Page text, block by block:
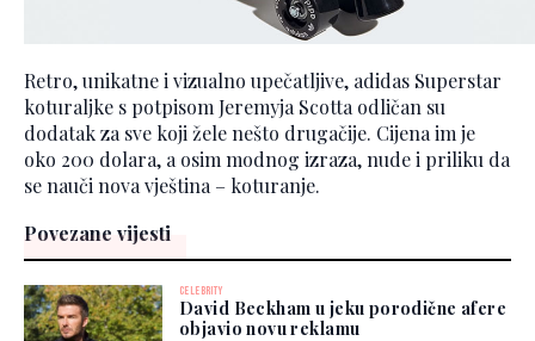
Retro, unikatne i vizualno upečatljive, adidas Superstar
koturaljke s potpisom Jeremyja Scotta odličan su
dodatak za sve koji žele nešto drugačije. Cijena im je
oko 200 dolara, a osim modnog izraza, nude i priliku da
se nauči nova vještina – koturanje.
Povezane vijesti
CELEBRITY
David Beckham u jeku porodične afere
objavio novu reklamu